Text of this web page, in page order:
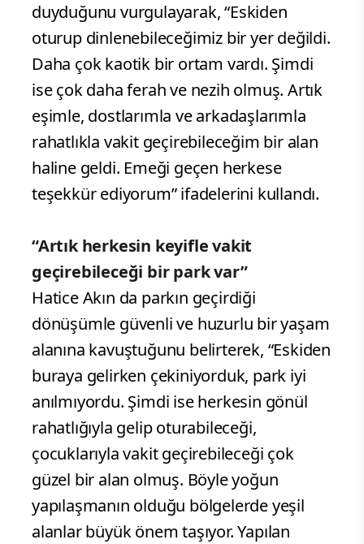
duyduğunu vurgulayarak, “Eskiden
oturup dinlenebileceğimiz bir yer değildi.
Daha çok kaotik bir ortam vardı. Şimdi
ise çok daha ferah ve nezih olmuş. Artık
eşimle, dostlarımla ve arkadaşlarımla
rahatlıkla vakit geçirebileceğim bir alan
haline geldi. Emeği geçen herkese
teşekkür ediyorum” ifadelerini kullandı.
“Artık herkesin keyifle vakit
geçirebileceği bir park var”
Hatice Akın da parkın geçirdiği
dönüşümle güvenli ve huzurlu bir yaşam
alanına kavuştuğunu belirterek, “Eskiden
buraya gelirken çekiniyorduk, park iyi
anılmıyordu. Şimdi ise herkesin gönül
rahatlığıyla gelip oturabileceği,
çocuklarıyla vakit geçirebileceği çok
güzel bir alan olmuş. Böyle yoğun
yapılaşmanın olduğu bölgelerde yeşil
alanlar büyük önem taşıyor. Yapılan